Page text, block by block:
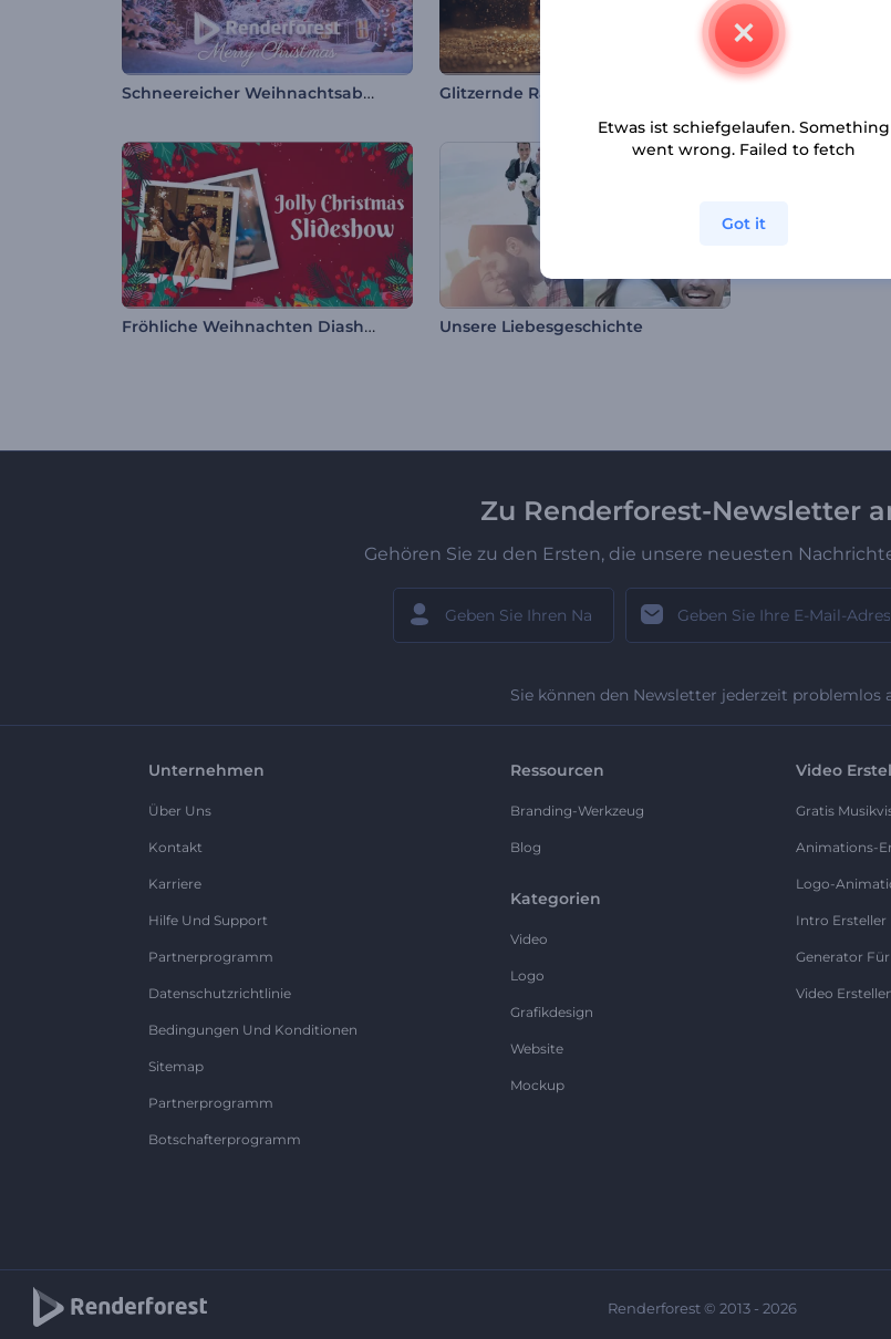
Schneereicher Weihnachtsabend Intro Glitzernde Ramadan-Einleitung
Fröhliche Weihnachten Diashow Unsere Liebesgeschichte
Zu Renderforest-Newsletter
Gehören Sie zu den Ersten, die unsere neuesten
Sie können den Newsletter jederzeit problemlos
Unternehmen
Über Uns
Kontakt
Karriere
Hilfe Und Support
Partnerprogramm
Datenschutzrichtlinie
Bedingungen Und Konditionen
Sitemap
Partnerprogramm
Botschafterprogramm
Ressourcen
Branding-Werkzeug
Blog
Kategorien
Video
Logo
Grafikdesign
Website
Mockup
Video
Gratis
Animations-
Logo-
Intro Ersteller
Generator
Video
Renderforest © 2013 - 2026
Etwas ist schiefgelaufen. Something
went wrong. Failed to fetch
Got it